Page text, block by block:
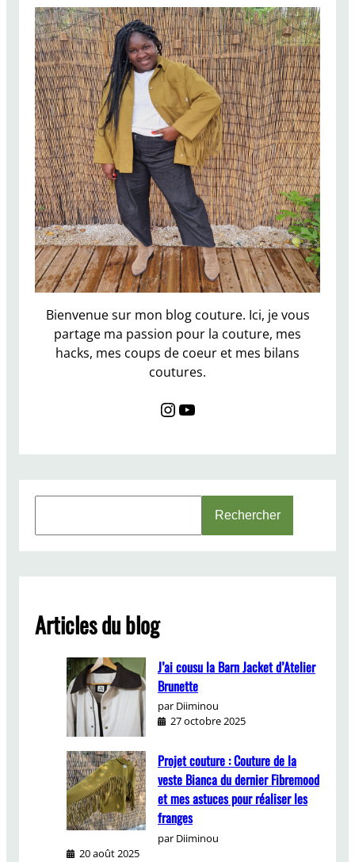
e
n
s
e
m
b
l
e
l
e
t
r
e
n
c
h
I
s
l
t
i
n
g
Bienvenue sur mon blog couture. Ici, je vous
partage ma passion pour la couture, mes
hacks, mes coups de coeur et mes bilans
coutures.
InstagramYouTube
c
Rechercher
Articles du blog
J’ai cousu la Barn Jacket d’Atelier
Brunette
par Diiminou
27 octobre 2025
Projet couture : Couture de la
veste Bianca du dernier Fibremood
et mes astuces pour réaliser les
franges
par Diiminou
20 août 2025